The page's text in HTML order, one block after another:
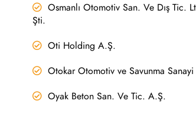
Osmanlı Otomotiv San. Ve Dış Tic.
Şti.
Oti Holding A.Ş.
Otokar Otomotiv ve Savunma
Oyak Beton San. Ve Tic. A.Ş.